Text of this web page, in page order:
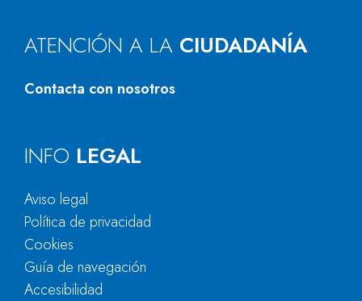
ATENCIÓN A LA CIUDADANÍA
Contacta con nosotros
INFO LEGAL
Aviso legal
Política de privacidad
Cookies
Guía de navegación
Accesibilidad